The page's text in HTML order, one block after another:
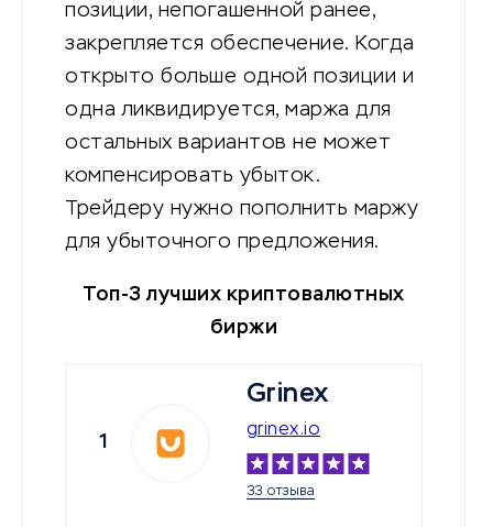
позиции, непогашенной ранее,
закрепляется обеспечение. Когда
открыто больше одной позиции и
одна ликвидируется, маржа для
остальных вариантов не может
компенсировать убыток.
Трейдеру нужно пополнить маржу
для убыточного предложения.
Топ-3 лучших криптовалютных
биржи
1
Grinex
grinex.io
33 отзыва